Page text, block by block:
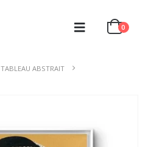
0
TABLEAU ABSTRAIT